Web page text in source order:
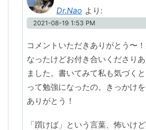
Dr.Nao より:
2021-08-19 1:53 PM
コメントいただきありがとう〜
なったけどお付き合いくださり
ました。書いてみて私も気づく
って勉強になったの。きっかけ
ありがとう！
「躓けば」という言葉、怖いけ